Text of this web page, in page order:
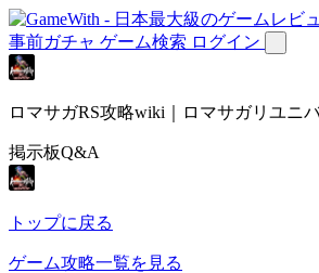
事前ガチャ ゲーム検索 ログイン
ロマサガRS攻略wiki｜ロマサガリユニ
掲示板Q&A
トップに戻る
ゲーム攻略一覧を見る